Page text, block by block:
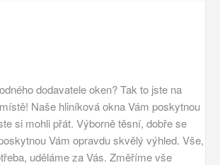
dodavatele oken? Tak to jste na
Naše hliníková oknaVám poskytnou
si mohli přát. Výborně těsní, dobře se
Vám opravdu skvělý výhled. Vše,
uděláme za Vás. Změříme vše